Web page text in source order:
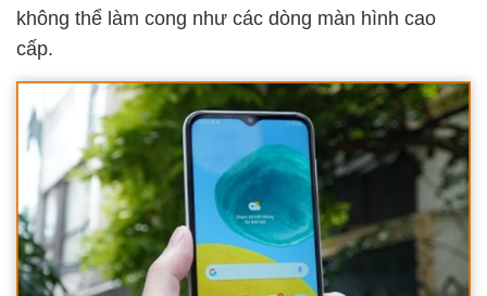
không thể làm cong như các dòng màn hình cao
cấp.